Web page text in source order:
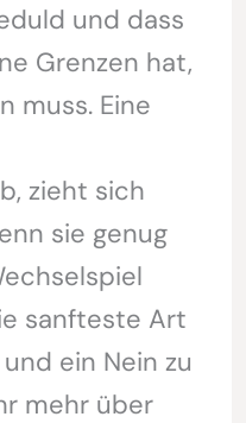
und dass
Grenzen hat,
muss. Eine
zieht sich
sie genug
sanfteste Art
ein Nein zu
mehr über